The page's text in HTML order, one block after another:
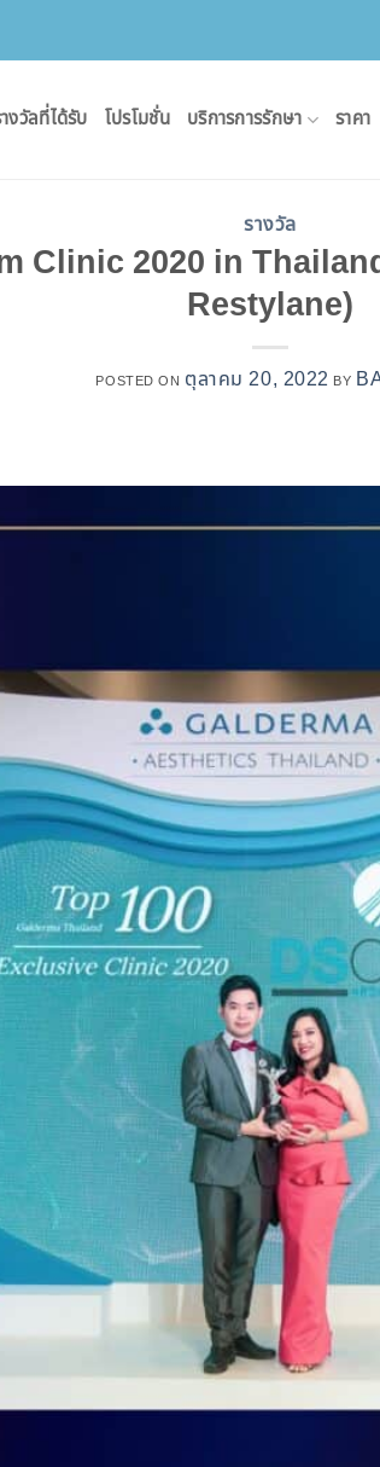
งวัลที่ได้รับ โปรโมชั่น บริการการรักษา ราคา
รางวัล
Clinic 2020 in
Restylane)
POSTED ON ตุลาคม 20, 2022 BY